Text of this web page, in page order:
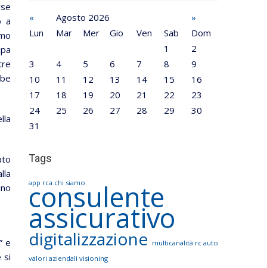
a
e
si
« Agosto 2026
»
Lun
Mar Mer Gio Ven Sab
Dom
1
2
3
4 5 6 7 8
9
10
11 12 13 14 15
16
17
18 19 20 21 22
23
24
25 26 27 28 29
30
31
Tags
app rca chi siamo
consulente
assicurativo
digitalizzazione multicanalità rc auto
valori aziendali visioning